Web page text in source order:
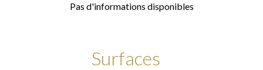
Pas d'informations disponibles
Surfaces